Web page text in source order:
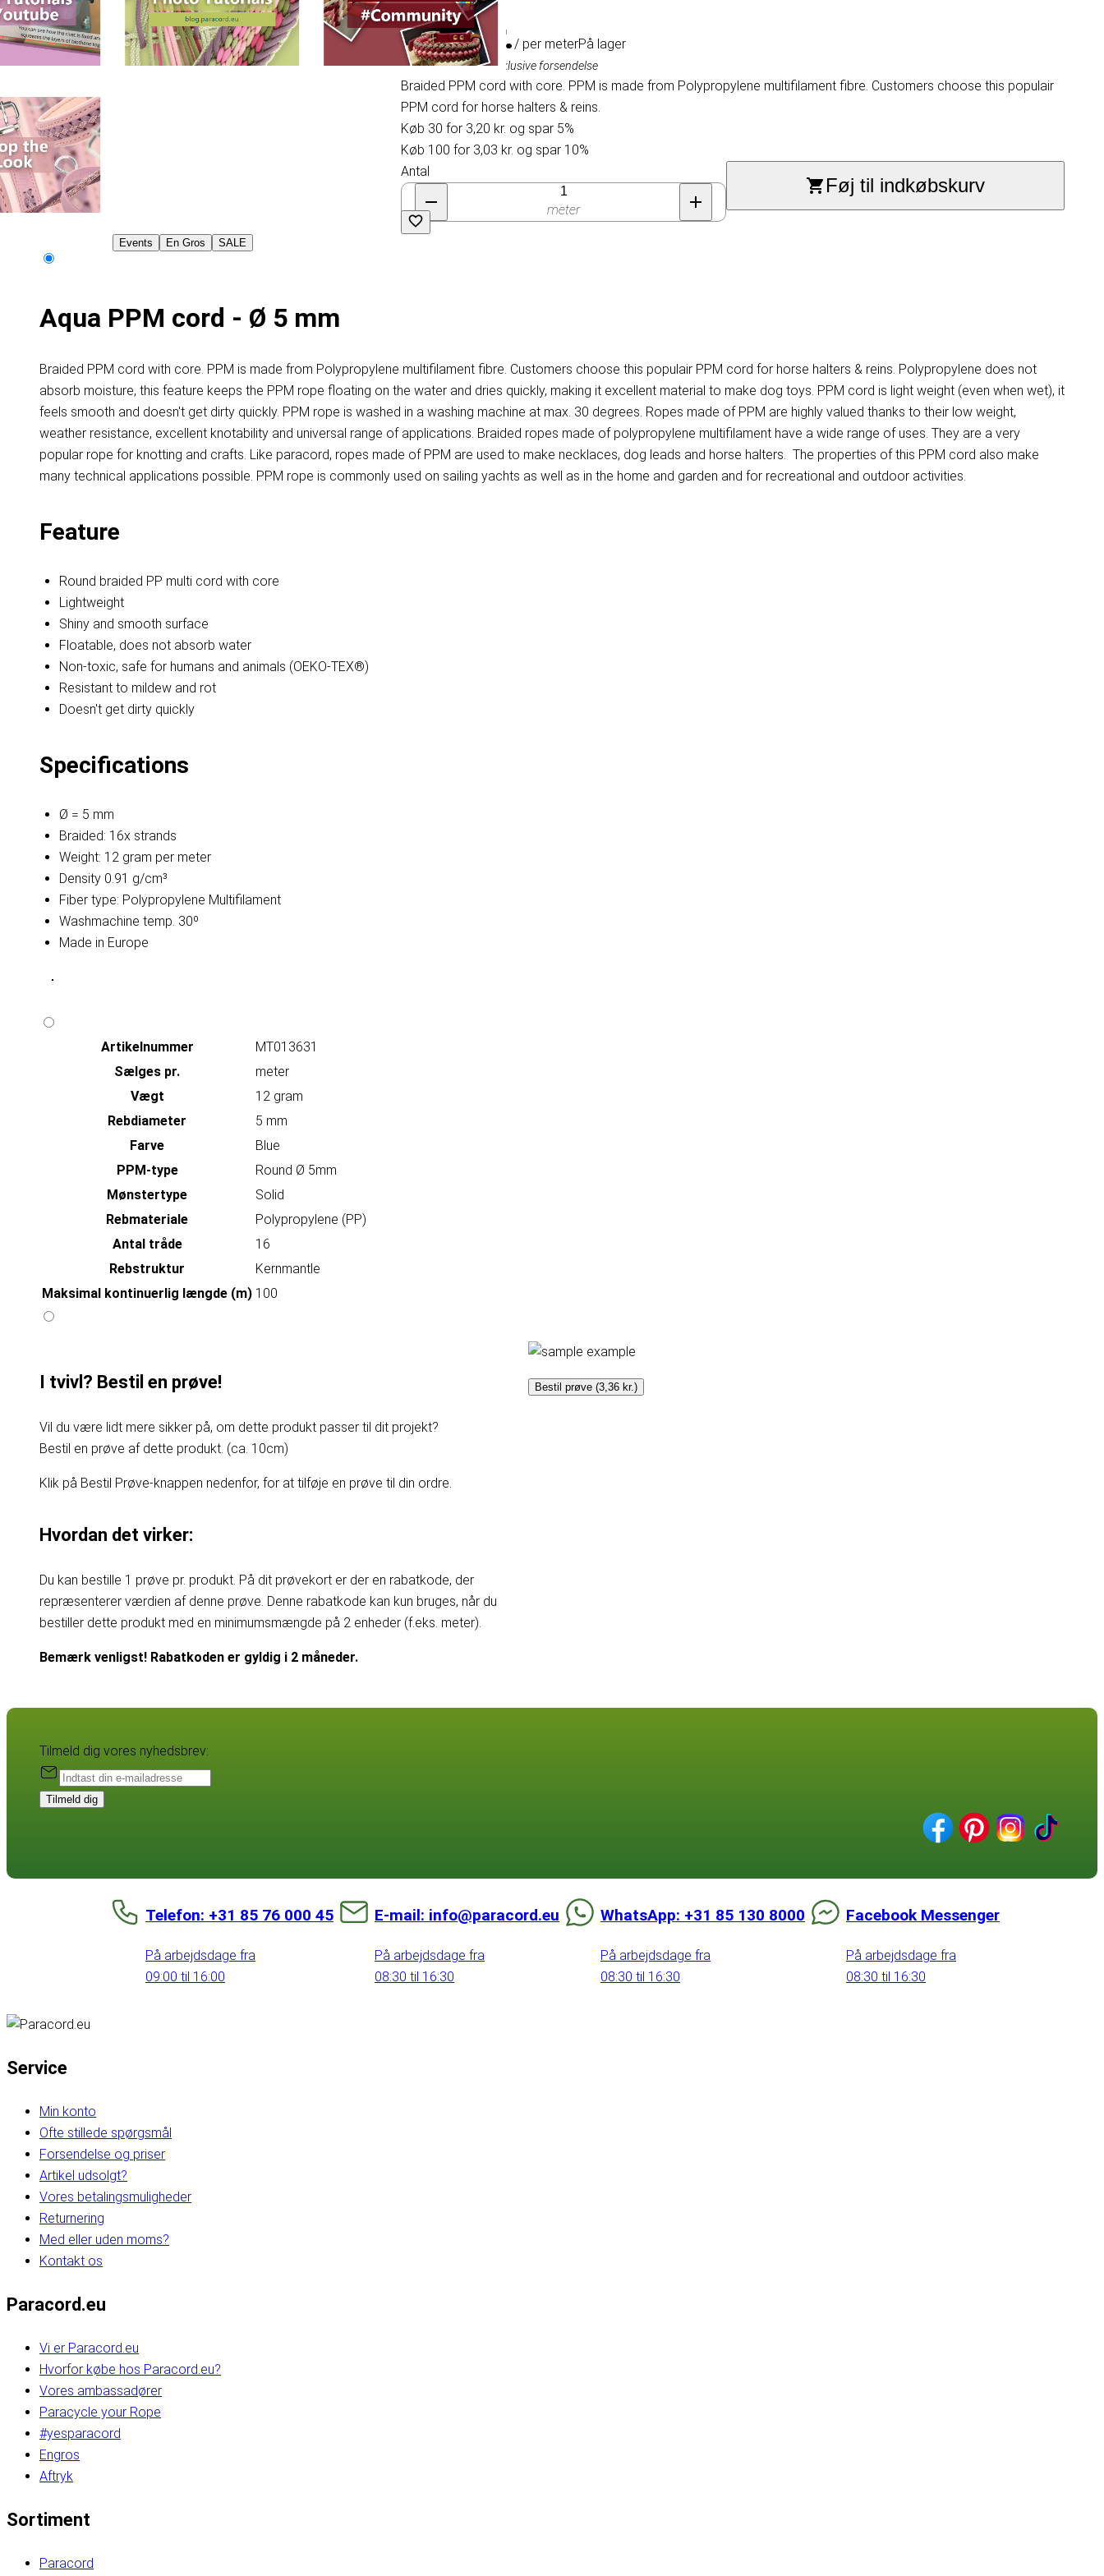
Events En Gros SALE
3,36 kr./ per meterPå lager
Inklusive moms, eksklusive forsendelse
Braided PPM cord with core. PPM is made from Polypropylene multifilament fibre. Customers choose this populair
PPM cord for horse halters & reins.
Køb 30 for 3,20 kr. og spar 5%
Køb 100 for 3,03 kr. og spar 10%
Antal
meter
Føj til indkøbskurv
Aqua PPM cord - Ø 5 mm
Braided PPM cord with core. PPM is made from Polypropylene multifilament fibre. Customers choose this populair PPM cord for horse halters & reins. Polypropylene does not
absorb moisture, this feature keeps the PPM rope floating on the water and dries quickly, making it excellent material to make dog toys. PPM cord is light weight (even when wet), it
feels smooth and doesn't get dirty quickly. PPM rope is washed in a washing machine at max. 30 degrees. Ropes made of PPM are highly valued thanks to their low weight,
weather resistance, excellent knotability and universal range of applications. Braided ropes made of polypropylene multifilament have a wide range of uses. They are a very
popular rope for knotting and crafts. Like paracord, ropes made of PPM are used to make necklaces, dog leads and horse halters. The properties of this PPM cord also make
many technical applications possible. PPM rope is commonly used on sailing yachts as well as in the home and garden and for recreational and outdoor activities.
Feature
Round braided PP multi cord with core
Lightweight
Shiny and smooth surface
Floatable, does not absorb water
Non-toxic, safe for humans and animals (OEKO-TEX®)
Resistant to mildew and rot
Doesn't get dirty quickly
Specifications
Ø = 5 mm
Braided: 16x strands
Weight: 12 gram per meter
Density 0.91 g/cm³
Fiber type: Polypropylene Multifilament
Washmachine temp. 30º
Made in Europe
Artikelnummer
MT013631
Sælges pr.
meter
Vægt
12 gram
Rebdiameter
5 mm
Farve
Blue
PPM-type
Round Ø 5mm
Mønstertype
Solid
Rebmateriale
Polypropylene (PP)
Antal tråde
16
Rebstruktur
Kernmantle
Maksimal kontinuerlig længde (m) 100
I tvivl? Bestil en prøve!
Vil du være lidt mere sikker på, om dette produkt passer til dit projekt?
Bestil en prøve af dette produkt. (ca. 10cm)
Klik på Bestil Prøve-knappen nedenfor, for at tilføje en prøve til din ordre.
Hvordan det virker:
Du kan bestille 1 prøve pr. produkt. På dit prøvekort er der en rabatkode, der
repræsenterer værdien af denne prøve. Denne rabatkode kan kun bruges, når du
bestiller dette produkt med en minimumsmængde på 2 enheder (f.eks. meter).
Bemærk venligst! Rabatkoden er gyldig i 2 måneder.
Bestil prøve (3,36 kr.)
Tilmeld dig vores nyhedsbrev:
Tilmeld dig
Telefon: +31 85 76 000 45
På arbejdsdage fra
09:00 til 16:00
E-mail: info@paracord.eu
På arbejdsdage fra
08:30 til 16:30
WhatsApp: +31 85 130 8000
På arbejdsdage fra
08:30 til 16:30
Facebook Messenger
På arbejdsdage fra
08:30 til 16:30
Service
Min konto
Ofte stillede spørgsmål
Forsendelse og priser
Artikel udsolgt?
Vores betalingsmuligheder
Returnering
Med eller uden moms?
Kontakt os
Paracord.eu
Vi er Paracord.eu
Hvorfor købe hos Paracord.eu?
Vores ambassadører
Paracycle your Rope
#yesparacord
Engros
Aftryk
Sortiment
Paracord